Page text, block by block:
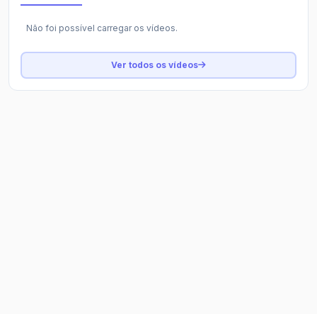
Não foi possível carregar os vídeos.
Ver todos os vídeos